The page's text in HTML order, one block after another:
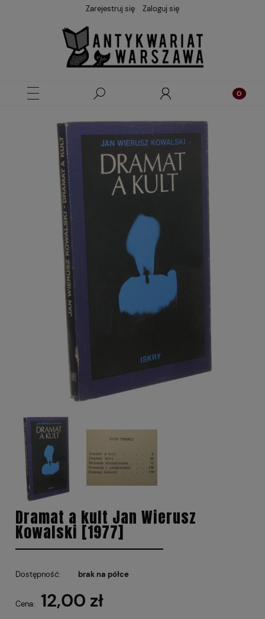
Zarejestruj się Zaloguj się
Dramat a kult Jan Wierusz
Kowalski [1977]
Dostępność: brak na półce
Cena: 12,00 zł